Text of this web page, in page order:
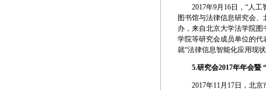
2017年9月16日，“人工
图书馆与法律信息研究会
办，来自北京大学法学院
学院等研究会成员单位的代
就“法律信息智能化应用现
5.研究会2017年年会暨
2017年11月17日，北京